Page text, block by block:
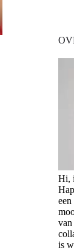
Hi,
van
is